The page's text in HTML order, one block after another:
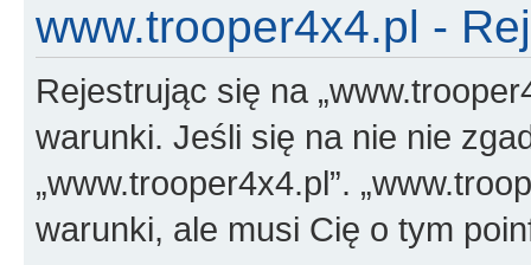
www.trooper4x4.pl -
Rejestrując się na
warunki. Jeśli się na nie nie
„www.trooper4x4.pl”.
warunki, ale musi Cię o tym